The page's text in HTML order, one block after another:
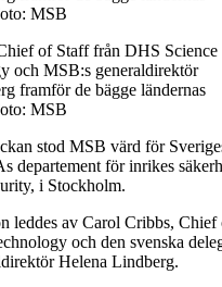
of Staff från DHS Science
och MSB:s generaldirektör
framför de bägge ländernas
MSB
stod MSB värd för
departement för inrikes
i Stockholm.
leddes av Carol Cribbs,
och den svenska
Helena Lindberg.